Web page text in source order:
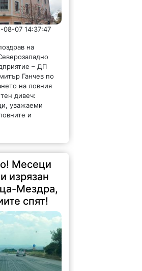
07 14:37:47
на
– ДП
Ганчев по
на ловния
дивеч:
уважаеми
и
Месеци
изрязан
Мездра,
спят!